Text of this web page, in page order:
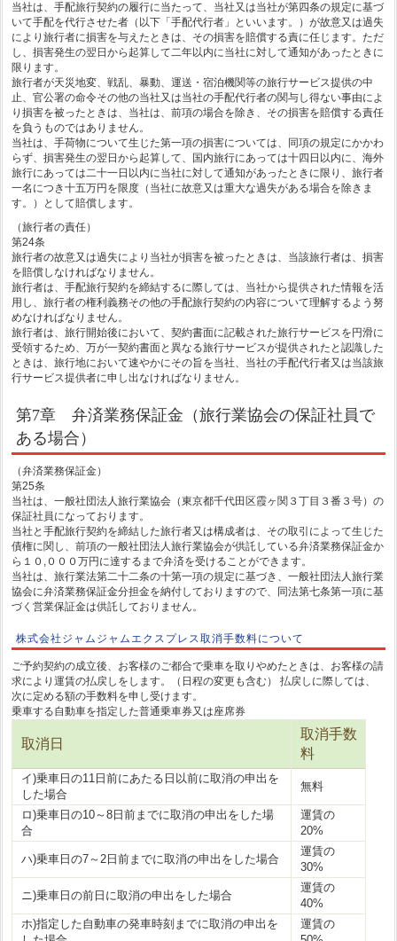
当社は、手配旅行契約の履行に当たって、当社又は当社が第四条の規定に基づ
いて手配を代行させた者（以下「手配代行者」といいます。）が故意又は過失
により旅行者に損害を与えたときは、その損害を賠償する責に任じます。ただ
し、損害発生の翌日から起算して二年以内に当社に対して通知があったときに
限ります。
旅行者が天災地変、戦乱、暴動、運送・宿泊機関等の旅行サービス提供の中
止、官公署の命令その他の当社又は当社の手配代行者の関与し得ない事由によ
り損害を被ったときは、当社は、前項の場合を除き、その損害を賠償する責任
を負うものではありません。
当社は、手荷物について生じた第一項の損害については、同項の規定にかかわ
らず、損害発生の翌日から起算して、国内旅行にあっては十四日以内に、海外
旅行にあっては二十一日以内に当社に対して通知があったときに限り、旅行者
一名につき十五万円を限度（当社に故意又は重大な過失がある場合を除きま
す。）として賠償します。
（旅行者の責任）
第24条
旅行者の故意又は過失により当社が損害を被ったときは、当該旅行者は、損害
を賠償しなければなりません。
旅行者は、手配旅行契約を締結するに際しては、当社から提供された情報を活
用し、旅行者の権利義務その他の手配旅行契約の内容について理解するよう努
めなければなりません。
旅行者は、旅行開始後において、契約書面に記載された旅行サービスを円滑に
受領するため、万が一契約書面と異なる旅行サービスが提供されたと認識した
ときは、旅行地において速やかにその旨を当社、当社の手配代行者又は当該旅
行サービス提供者に申し出なければなりません。
第7章 弁済業務保証金（旅行業協会の保証社員で
ある場合）
（弁済業務保証金）
第25条
当社は、一般社団法人旅行業協会（東京都千代田区霞ヶ関３丁目３番３号）の
保証社員になっております。
当社と手配旅行契約を締結した旅行者又は構成者は、その取引によって生じた
債権に関し、前項の一般社団法人旅行業協会が供託している弁済業務保証金か
ら１０,０００万円に達するまで弁済を受けることができます。
当社は、旅行業法第二十二条の十第一項の規定に基づき、一般社団法人旅行業
協会に弁済業務保証金分担金を納付しておりますので、同法第七条第一項に基
づく営業保証金は供託しておりません。
株式会社ジャムジャムエクスプレス取消手数料について
ご予約契約の成立後、お客様のご都合で乗車を取りやめたときは、お客様の請
求により運賃の払戻しをします。（日程の変更も含む） 払戻しに際しては、
次に定める額の手数料を申し受けます。
乗車する自動車を指定した普通乗車券又は座席券
取消日
取消手数
料
イ)乗車日の11日前にあたる日以前に取消の申出を
した場合
無料
ロ)乗車日の10～8日前までに取消の申出をした場
合
運賃の
20%
ハ)乗車日の7～2日前までに取消の申出をした場合
運賃の
30%
ニ)乗車日の前日に取消の申出をした場合
運賃の
40%
ホ)指定した自動車の発車時刻までに取消の申出を
運賃の